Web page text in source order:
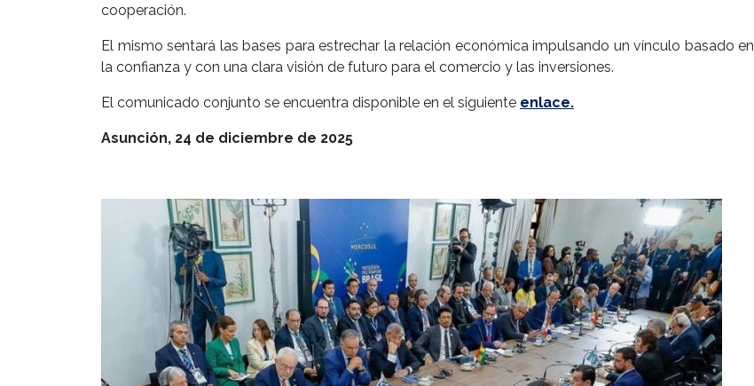
cooperación.
El mismo sentará las bases para estrechar la relación económica impulsando un vínculo basado en
la confianza y con una clara visión de futuro para el comercio y las inversiones.
El comunicado conjunto se encuentra disponible en el siguiente enlace.
Asunción, 24 de diciembre de 2025